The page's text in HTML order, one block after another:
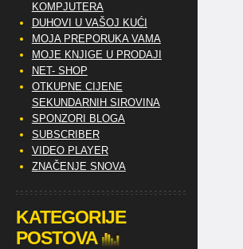
KOMPJUTERA
DUHOVI U VAŠOJ KUĆI
MOJA PREPORUKA VAMA
MOJE KNJIGE U PRODAJI
NET- SHOP
OTKUPNE CIJENE
SEKUNDARNIH SIROVINA
SPONZORI BLOGA
SUBSCRIBER
VIDEO PLAYER
ZNAČENJE SNOVA
KATEGORIJE
POSTOVA